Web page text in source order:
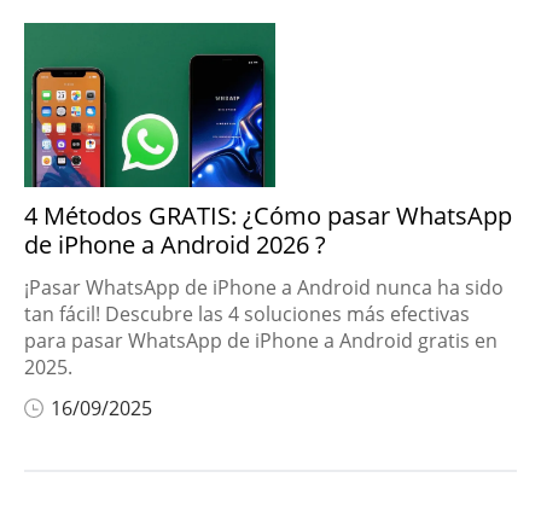
4 Métodos GRATIS: ¿Cómo pasar WhatsApp
de iPhone a Android 2026 ?
¡Pasar WhatsApp de iPhone a Android nunca ha sido
tan fácil! Descubre las 4 soluciones más efectivas
para pasar WhatsApp de iPhone a Android gratis en
2025.
16/09/2025